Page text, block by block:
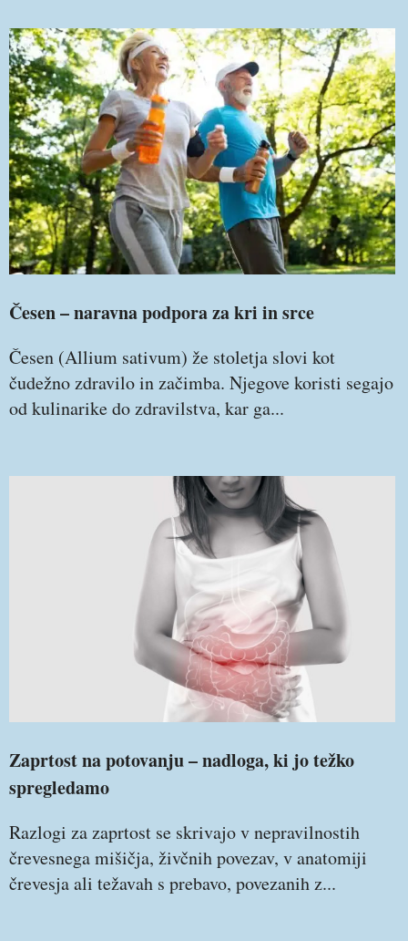
Česen – naravna podpora za kri in srce
Česen (Allium sativum) že stoletja slovi kot
čudežno zdravilo in začimba. Njegove koristi segajo
od kulinarike do zdravilstva, kar ga...
Zaprtost na potovanju – nadloga, ki jo težko
spregledamo
Razlogi za zaprtost se skrivajo v nepravilnostih
črevesnega mišičja, živčnih povezav, v anatomiji
črevesja ali težavah s prebavo, povezanih z...